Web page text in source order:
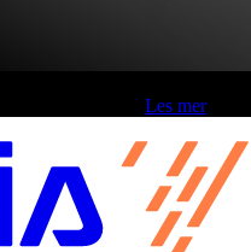
Les mer